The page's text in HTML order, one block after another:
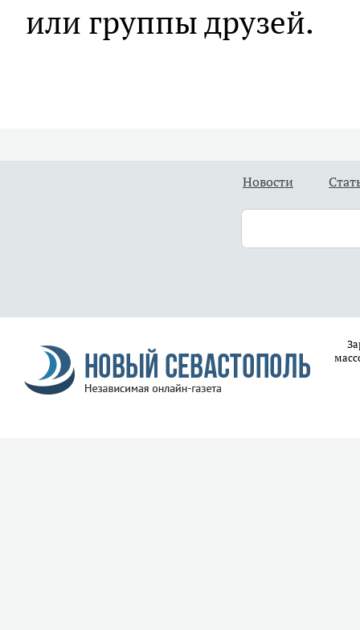
или группы друзей.
Новости